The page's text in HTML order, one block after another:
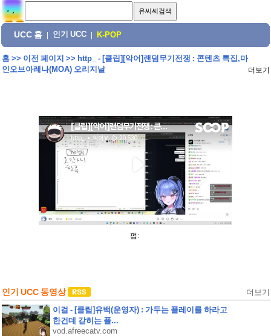
UCC 홈 인기 UCC K-POP
홈>> 이전 페이지 >> http_ - [클립][악어]랜덤무기전쟁 : 콘텐츠 특집,마
인오브아레나(MOA) 오리지날
더보기
펌:
인기 UCC 동영상 더보기
이걸 - [클립]유백(운영자) : 가두는 플레이를 하라고
한건데 갇히는 플...
vod.afreecatv.com